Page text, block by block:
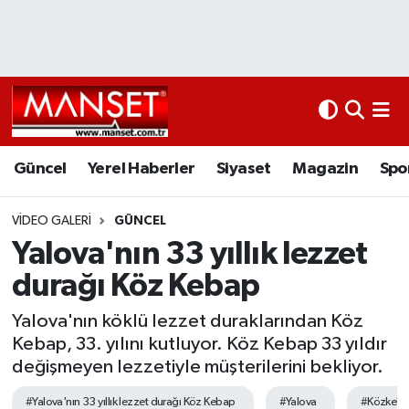
Güncel Yerel Haberler Siyaset Magazin
VIDEO GALERI GÜNCEL
Yalova'nın 33 yıllık lezzet
durağı Köz Kebap
Yalova'nın köklü lezzet duraklarından Köz
Kebap, 33. yılını kutluyor. Köz Kebap 33 yıldır
değişmeyen lezzetiyle müşterilerini bekliyor.
#Yalova'nın 33 yıllık lezzet durağı Köz Kebap #Yalova
Kültür Sanat
Magazin
Spor
İletişim
Künye
www.manset.com.tr
Yerel Haberler
Siyaset
Spor
Sağlık
Eğitim
Teknoloji
Hava Durumu
Namaz Vakitleri
Süper Lig Puan Durumu ve Fikstür
Tüm Manşetler
Son Dakika Haberleri
Haber Arşivi